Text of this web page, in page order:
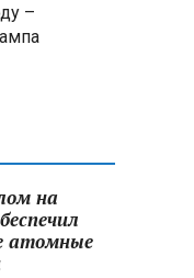
–
на
атомные